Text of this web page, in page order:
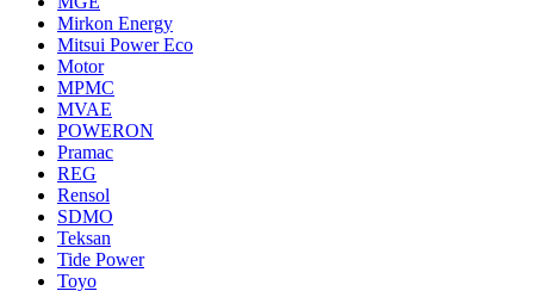
Mirkon Energy
Mitsui Power Eco
Motor
MPMC
MVAE
POWERON
Pramac
REG
Rensol
SDMO
Teksan
Tide Power
Toyo